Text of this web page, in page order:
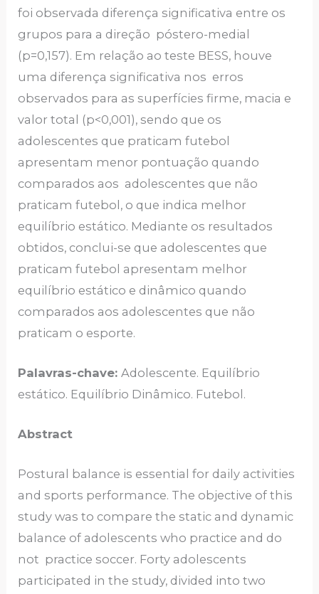
foi observada diferença significativa entre os
grupos para a direção póstero-medial
(p=0,157). Em relação ao teste BESS, houve
uma diferença significativa nos erros
observados para as superfícies firme, macia e
valor total (p<0,001), sendo que os
adolescentes que praticam futebol
apresentam menor pontuação quando
comparados aos adolescentes que não
praticam futebol, o que indica melhor
equilíbrio estático. Mediante os resultados
obtidos, conclui-se que adolescentes que
praticam futebol apresentam melhor
equilíbrio estático e dinâmico quando
comparados aos adolescentes que não
praticam o esporte.
Palavras-chave:Adolescente. Equilíbrio
estático. Equilíbrio Dinâmico. Futebol.
Abstract
Postural balance is essential for daily activities
and sports performance. The objective of this
study was to compare the static and dynamic
balance of adolescents who practice and do
not practice soccer. Forty adolescents
participated in the study, divided into two